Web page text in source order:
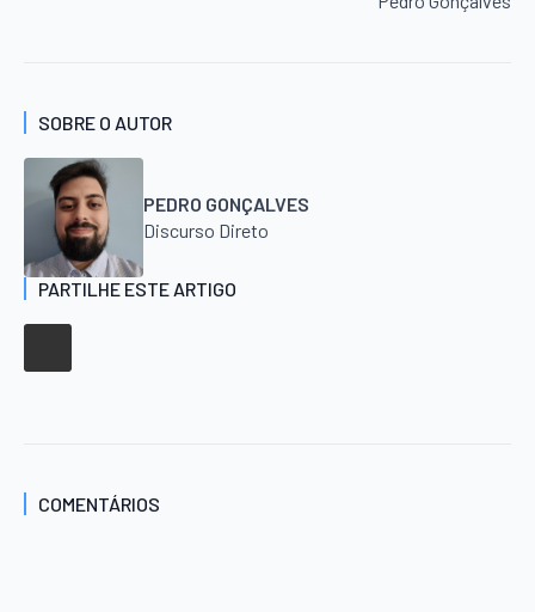
SOBRE O AUTOR
PEDRO GONÇALVES
Discurso Direto
PARTILHE ESTE ARTIGO
COMENTÁRIOS